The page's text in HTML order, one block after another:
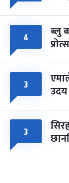
४ ब्लु
३ उदय
३